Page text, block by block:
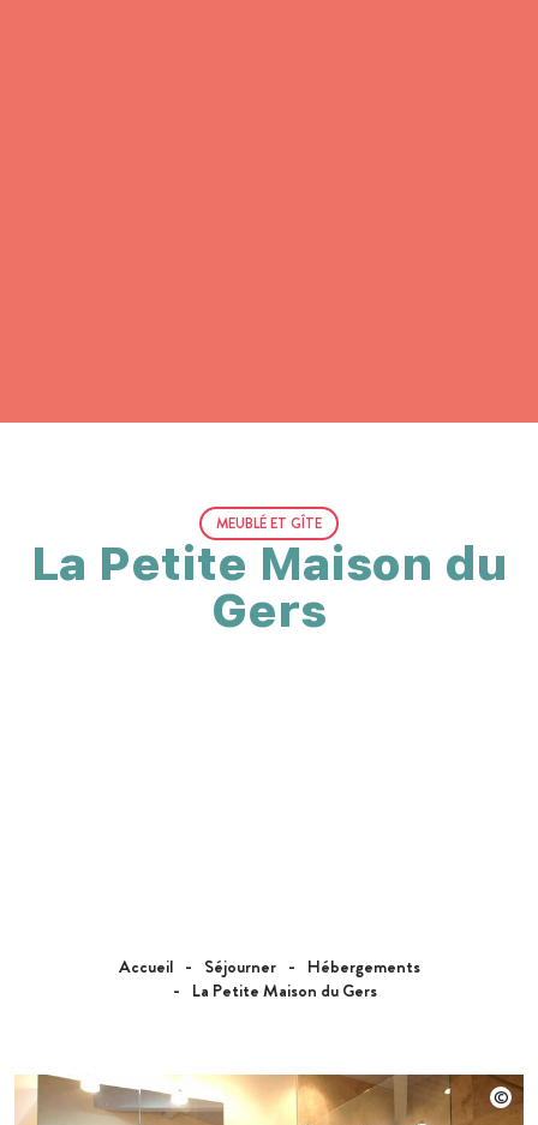
Accueil Séjourner
Hébergements
La Petite Maison du Gers
La Petite Maison du
Gers
MEUBLÉ ET GÎTE